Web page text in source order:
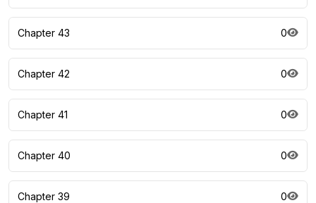
Chapter 43 0
Chapter 42 0
Chapter 41 0
Chapter 40 0
Chapter 39 0